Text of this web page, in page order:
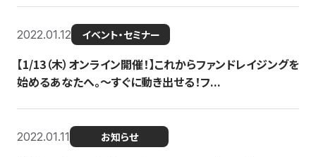
2022.01.12 イベント・セミナー
【1/13（木）オンライン開催！】これからファンドレイジングを
始めるあなたへ。〜すぐに動き出せる！フ...
2022.01.11 お知らせ